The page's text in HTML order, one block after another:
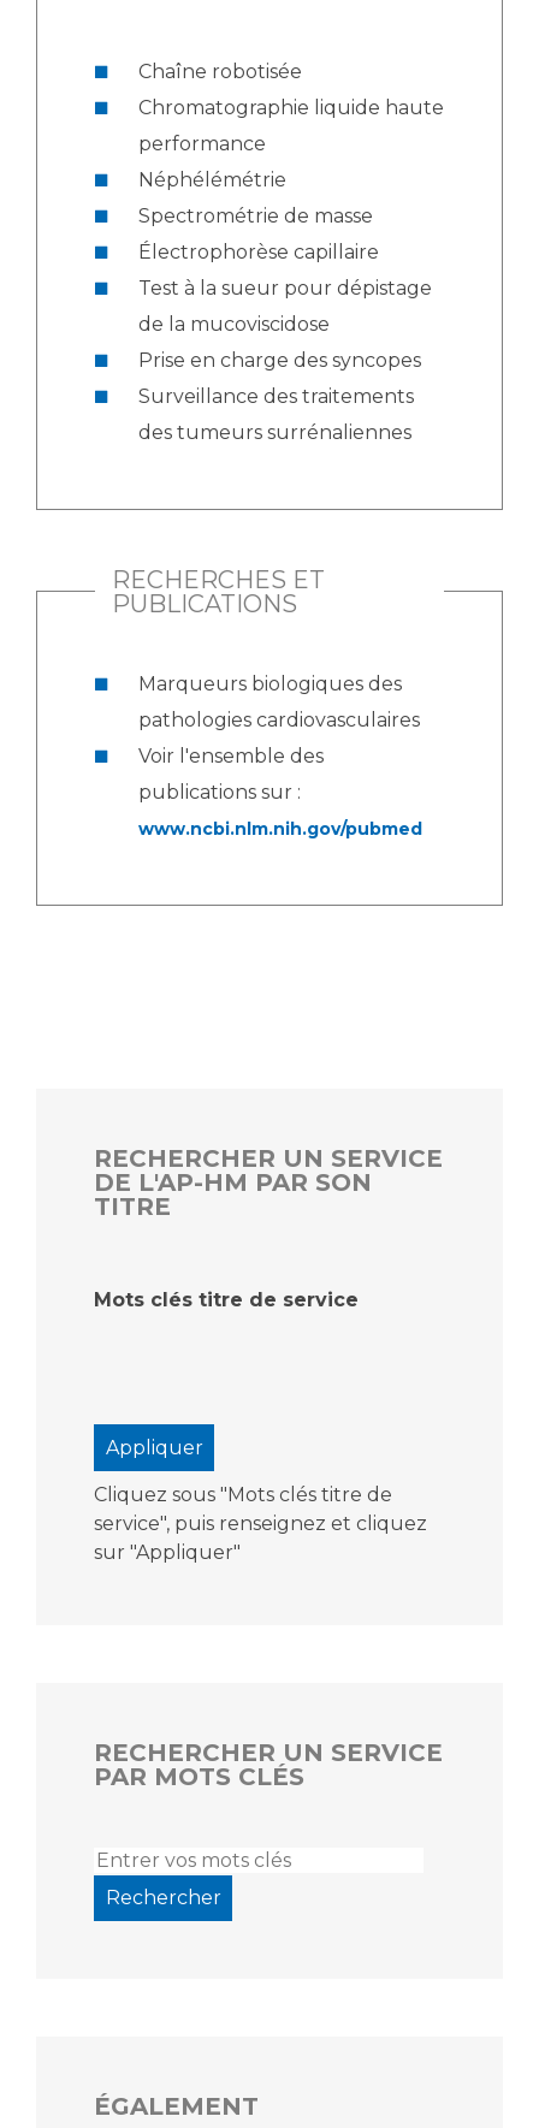
Chaîne robotisée
Chromatographie liquide haute
performance
Néphélémétrie
Spectrométrie de masse
Électrophorèse capillaire
Test à la sueur pour dépistage
de la mucoviscidose
Prise en charge des syncopes
Surveillance des traitements
des tumeurs surrénaliennes
RECHERCHES ET
PUBLICATIONS
Marqueurs biologiques des
pathologies cardiovasculaires
Voir l'ensemble des
publications sur :
www.ncbi.nlm.nih.gov/pubmed
RECHERCHER UN SERVICE
DE L'AP-HM PAR SON
TITRE
Mots clés titre de service
Cliquez sous "Mots clés titre de
service", puis renseignez et cliquez
sur "Appliquer"
RECHERCHER UN SERVICE
PAR MOTS CLÉS
ÉGALEMENT